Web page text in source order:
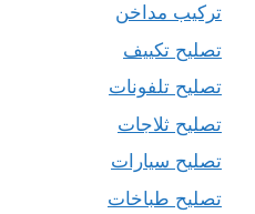
تركيب مداخن
تصليح تكييف
تصليح تلفونات
تصليح ثلاجات
تصليح سيارات
تصليح طباخات